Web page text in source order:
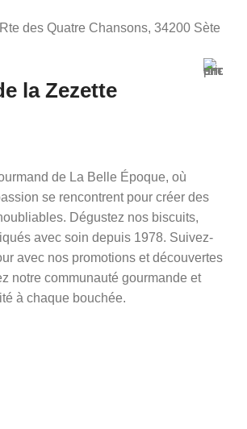
des Quatre Chansons, 34200 Sète
la Zezette
de La Belle Époque, où
se rencontrent pour créer des
Dégustez nos biscuits,
avec soin depuis 1978. Suivez-
avec nos promotions et découvertes
notre communauté gourmande et
à chaque bouchée.